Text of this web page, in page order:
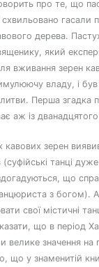
про те, що
схвильовано гасали
дерева.
який
вживання зерен
владу, і
Перша згадка
аж із дванадцятого
кавових зерен
(суфійські танці
що
з богом).
свої містичні
що в період
велике значення
що у знаменитій